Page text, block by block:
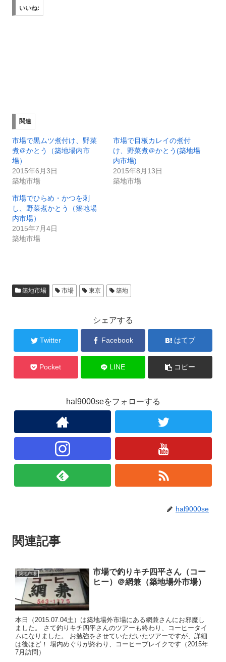
いいね:
関連
市場で黒ムツ煮付け、野菜
煮＠かとう（築地場内市
場）
2015年6月3日
築地市場
市場で目板カレイの煮付
け、野菜煮＠かとう(築地場
内市場)
2015年8月13日
築地市場
市場でひらめ・かつを刺
し、野菜煮かとう（築地場
内市場）
2015年7月4日
築地市場
築地市場 市場 東京 築地
シェアする
Twitter Facebook はてブ
Pocket LINE コピー
hal9000seをフォローする
hal9000se
関連記事
築地市場
市場で釣りキチ四平さん（コー
ヒー）＠網兼（築地場外市場）
本日（2015.07.04土）は築地場外市場にある網兼さんにお邪魔し
ました。 さて釣りキチ四平さんのツアーも終わり、コーヒータイ
ムになりました。 お勉強をさせていただいたツアーですが、詳細
は後ほど！ 場内めぐりが終わり、コーヒーブレイクです（2015年
7月訪問）